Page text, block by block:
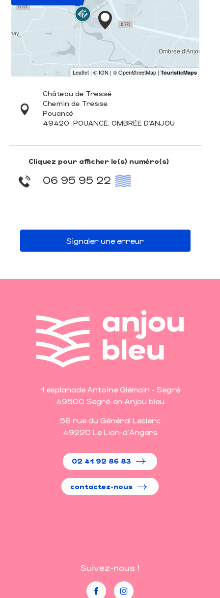
Château de Tressé
Chemin de Tresse
Pouancé
49420 POUANCÉ, OMBRÉE D'ANJOU
Cliquez pour afficher le(s) numéro(s)
06 95 95 22 ▒▒
Signaler une erreur
1 esplanade Antoine Glémain - Segré
49500 Segré-en-Anjou bleu
56 rue du Général Leclerc
49220 Le Lion-d'Angers
02 41 92 86 83
contactez-nous
Suivez-nous !